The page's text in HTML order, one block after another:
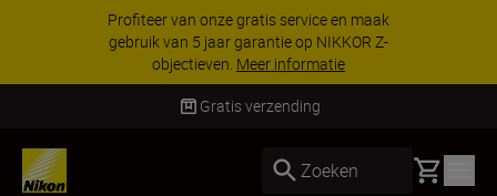
Profiteer van onze gratis service en maak
gebruik van 5 jaar garantie op NIKKOR Z-
objectieven. Meer informatie
Gratis verzending
Zoeken Basket